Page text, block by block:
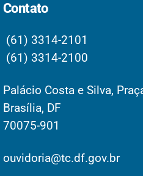
Contato
(61) 3314-2101
(61) 3314-2100
Palácio Costa e Silva,
Brasília, DF
70075-901
ouvidoria@tc.df.gov.br